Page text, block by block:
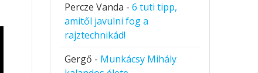
Percze Vanda -6 tuti tipp,
amitől javulni fog a
rajztechnikád!
Gergő - Munkácsy Mihály